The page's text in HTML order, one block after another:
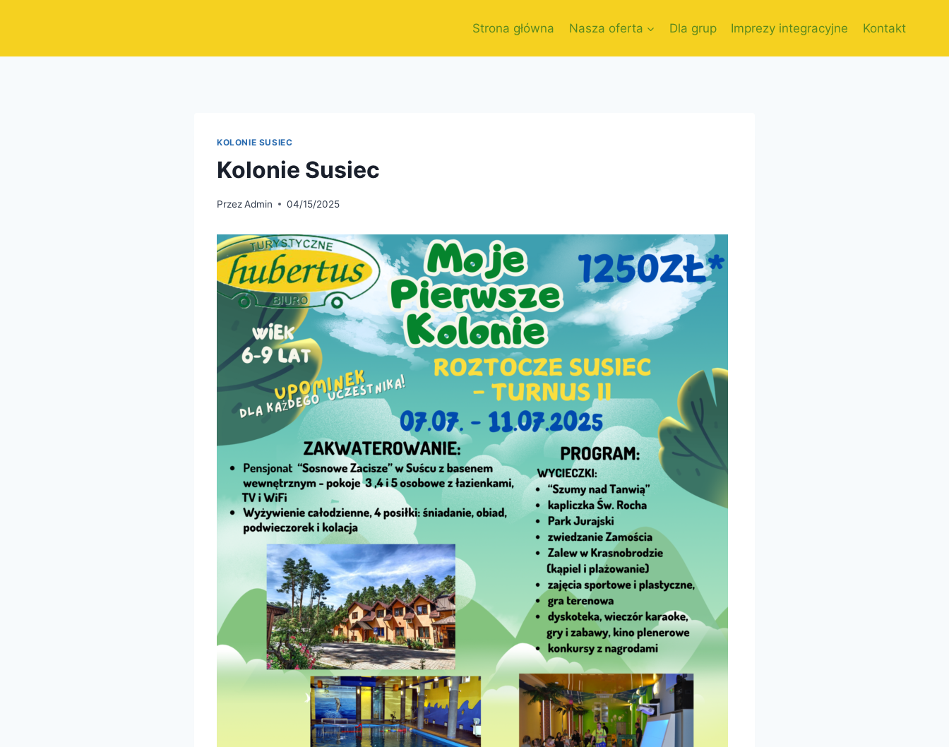
Strona główna Nasza oferta Dla grup Imprezy integracyjne Kontakt
KOLONIE SUSIEC
Kolonie Susiec
PrzezAdmin 04/15/2025